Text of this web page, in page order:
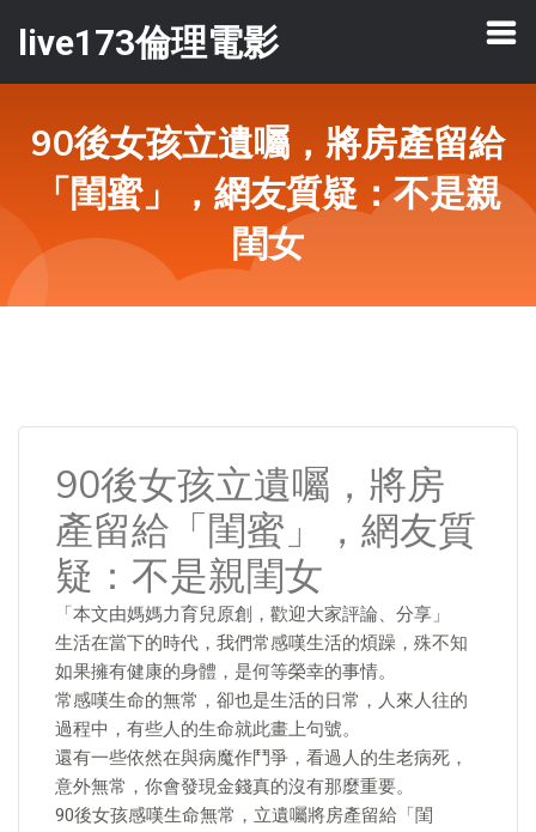
live173倫理電影
90後女孩立遺囑，將房產留給
「閨蜜」，網友質疑：不是親
閨女
90後女孩立遺囑，將房
產留給「閨蜜」，網友質
疑：不是親閨女
「本文由媽媽力育兒原創，歡迎大家評論、分享」
生活在當下的時代，我們常感嘆生活的煩躁，殊不知
如果擁有健康的身體，是何等榮幸的事情。
常感嘆生命的無常，卻也是生活的日常，人來人往的
過程中，有些人的生命就此畫上句號。
還有一些依然在與病魔作鬥爭，看過人的生老病死，
意外無常，你會發現金錢真的沒有那麼重要。
90後女孩感嘆生命無常，立遺囑將房產留給「閨